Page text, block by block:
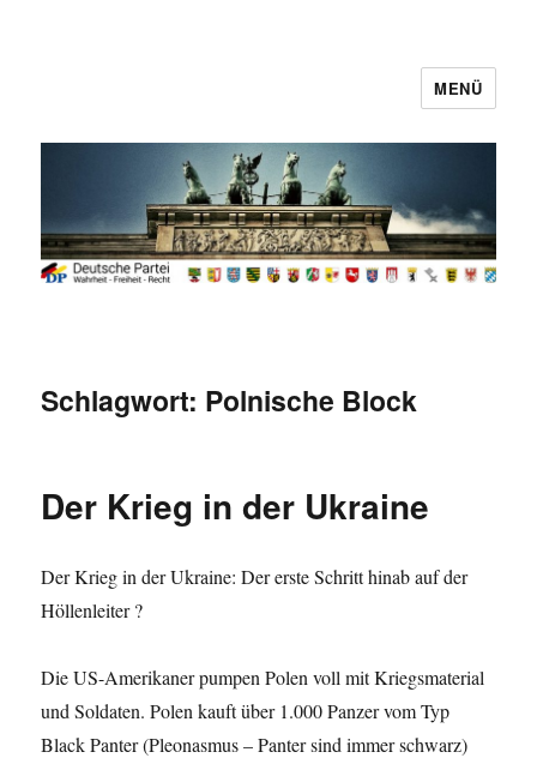
MENÜ
Schlagwort: Polnische Block
Der Krieg in der Ukraine
Der Krieg in der Ukraine: Der erste Schritt hinab auf der
Höllenleiter ?
Die US-Amerikaner pumpen Polen voll mit Kriegsmaterial
und Soldaten. Polen kauft über 1.000 Panzer vom Typ
Black Panter (Pleonasmus – Panter sind immer schwarz)